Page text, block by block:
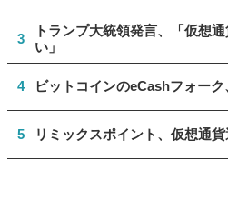
3
トランプ大統領発言、「仮想
い」
4 ビットコインのeCashフォー
5 リミックスポイント、仮想通